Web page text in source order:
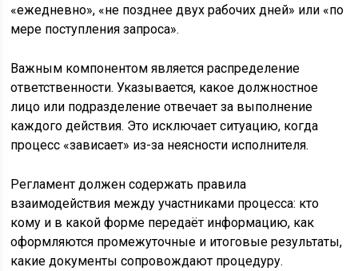
«ежедневно», «не позднее двух рабочих дней» или «по
мере поступления запроса».
Важным компонентом является распределение
ответственности. Указывается, какое должностное
лицо или подразделение отвечает за выполнение
каждого действия. Это исключает ситуацию, когда
процесс «зависает» из-за неясности исполнителя.
Регламент должен содержать правила
взаимодействия между участниками процесса: кто
кому и в какой форме передаёт информацию, как
оформляются промежуточные и итоговые результаты,
какие документы сопровождают процедуру.